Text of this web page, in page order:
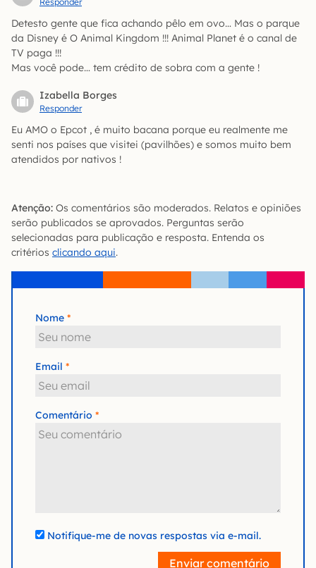
Detesto gente que fica achando pêlo em ovo… Mas o parque
da Disney é O Animal Kingdom !!! Animal Planet é o canal de
TV paga !!!
Mas você pode… tem crédito de sobra com a gente !
Izabella Borges
Responder
Eu AMO o Epcot , é muito bacana porque eu realmente me
senti nos países que visitei (pavilhões) e somos muito bem
atendidos por nativos !
Atenção: Os comentários são moderados. Relatos e opiniões
serão publicados se aprovados. Perguntas serão
selecionadas para publicação e resposta. Entenda os
critérios clicando aqui.
Nome
Email
Comentário
Notifique-me de novas respostas via e-mail.
Enviar comentário